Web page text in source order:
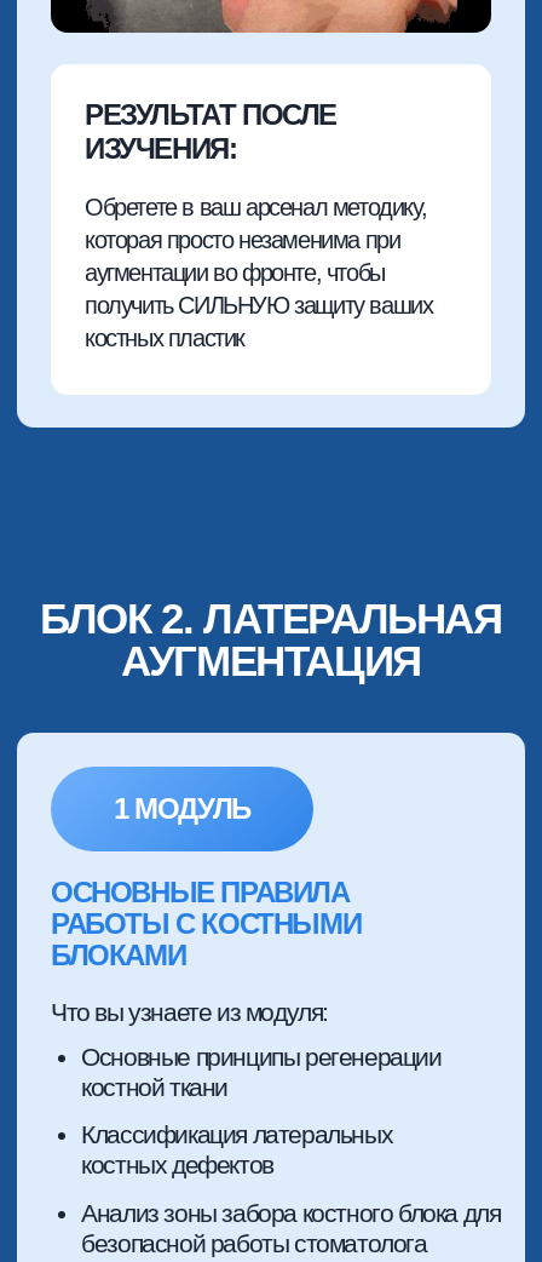
костная пластика — это идеальная
методика для работы на нижней
челюсти. Плотность кости позволяет
прочно фиксировать ламину, а еще,
РЕЗУЛЬТАТ ПОСЛЕ
ЛАТЕРАЛЬНАЯ АУГМЕНТАЦИЯ
НА НИЖНЕЙ ЧЕЛЮСТИ
Что вы узнаете из модуля:
Построение латеральной
аугментации на нижней челюсти.
Фиксация ламин
1 разрез: где забрал блок там и
аугментация
Защита зоны аугментации
Разбор ошибок, после которых
АУГМЕНТАЦИЯ В БОКОВОМ
УЧАСТКЕ ВЕРХНЕЙ ЧЕЛЮСТИ.
“ПУСТЫЕ СИНУСЫ”
5 МОДУЛЬ